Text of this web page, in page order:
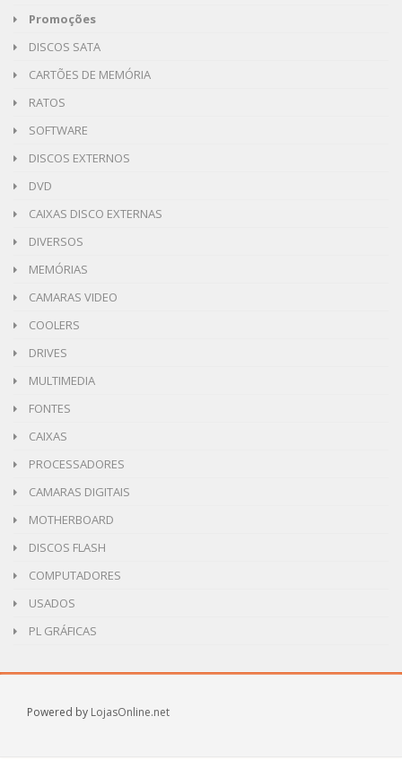
Promoções
DISCOS SATA
CARTÕES DE MEMÓRIA
RATOS
SOFTWARE
DISCOS EXTERNOS
DVD
CAIXAS DISCO EXTERNAS
DIVERSOS
MEMÓRIAS
CAMARAS VIDEO
COOLERS
DRIVES
MULTIMEDIA
FONTES
CAIXAS
PROCESSADORES
CAMARAS DIGITAIS
MOTHERBOARD
DISCOS FLASH
COMPUTADORES
USADOS
PL GRÁFICAS
Powered by LojasOnline.net